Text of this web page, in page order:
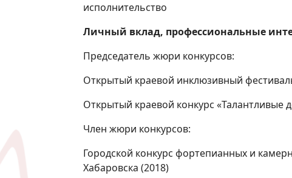
исполнительство
Личный вклад, профессиональные
Председатель жюри конкурсов:
Открытый краевой инклюзивный
Открытый краевой конкурс «Талантливые
Член жюри конкурсов:
Городской конкурс фортепианных и
Хабаровска (2018)